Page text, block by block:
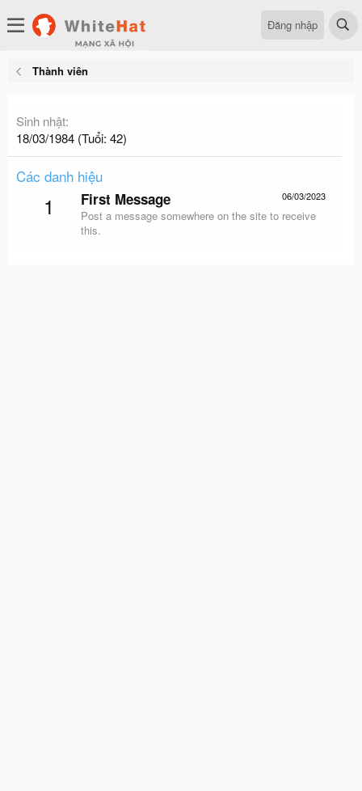
Đăng nhập
Thành viên
Sinh nhật
18/03/1984 (Tuổi: 42)
Các danh hiệu
1 06/03/2023
First Message
Post a message somewhere on the site to receive
this.